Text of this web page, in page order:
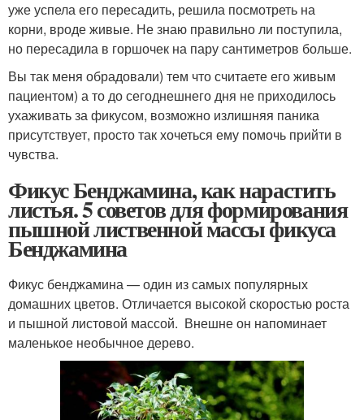
уже успела его пересадить, решила посмотреть на
корни, вроде живые. Не знаю правильно ли поступила,
но пересадила в горшочек на пару сантиметров больше.
Вы так меня обрадовали) тем что считаете его живым
пациентом) а то до сегоднешнего дня не приходилось
ухаживать за фикусом, возможно излишняя паника
присутствует, просто так хочеться ему помочь прийти в
чувства.
Фикус Бенджамина, как нарастить
листья. 5 советов для формирования
пышной лиственной массы фикуса
Бенджамина
Фикус бенджамина — один из самых популярных
домашних цветов. Отличается высокой скоростью роста
и пышной листовой массой. Внешне он напоминает
маленькое необычное дерево.